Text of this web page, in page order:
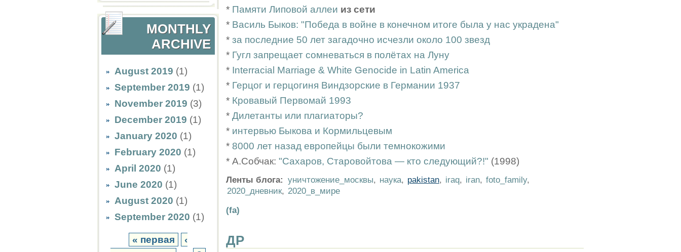
MONTHLY
ARCHIVE
August 2019 (1)
September 2019 (1)
November 2019 (3)
December 2019 (1)
January 2020 (1)
February 2020 (1)
April 2020 (1)
June 2020 (1)
August 2020 (1)
September 2020 (1)
« первая
‹
* Памяти Липовой аллеи из сети
* Василь Быков: "Победа в войне в конечном итоге была у нас украдена"
* за последние 50 лет загадочно исчезли около 100 звезд
* Гугл запрещает сомневаться в полётах на Луну
* Interracial Marriage & White Genocide in Latin America
* Герцог и герцогиня Виндзорские в Германии 1937
* Кровавый Первомай 1993
* Дилетанты или плагиаторы?
* интервью Быкова и Кормильцевым
* 8000 лет назад европейцы были темнокожими
* А.Собчак: "Сахаров, Старовойтова — кто следующий?!" (1998)
Ленты блога: уничтожение_москвы, наука, pakistan, iraq, iran, foto_family,
2020_дневник, 2020_в_мире
(fa)
ДР